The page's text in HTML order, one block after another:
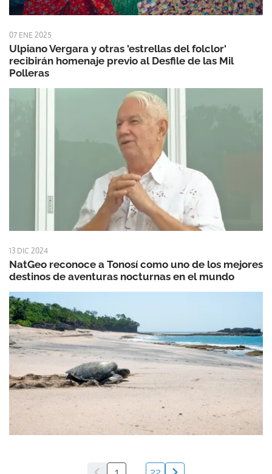
07 ENE 2025
Ulpiano Vergara y otras 'estrellas del folclor'
recibirán homenaje previo al Desfile de las Mil
Polleras
13 DIC 2024
NatGeo reconoce a Tonosí como uno de los mejores
destinos de aventuras nocturnas en el mundo